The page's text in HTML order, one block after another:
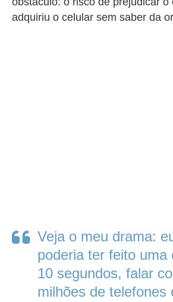
adquiriu o celular sem saber da
Veja o meu drama:
poderia ter feito uma
10 segundos, falar
milhões de telefones